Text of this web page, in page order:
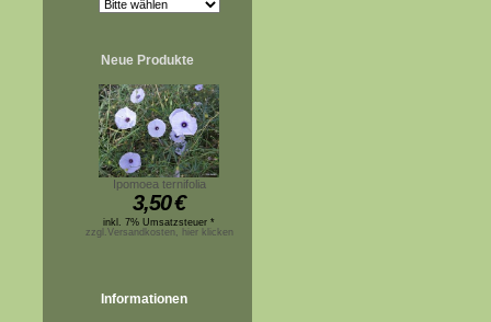
Neue Produkte
Ipomoea ternifolia
3,50€
inkl. 7% Umsatzsteuer *
zzgl.Versandkosten, hier klicken
Informationen